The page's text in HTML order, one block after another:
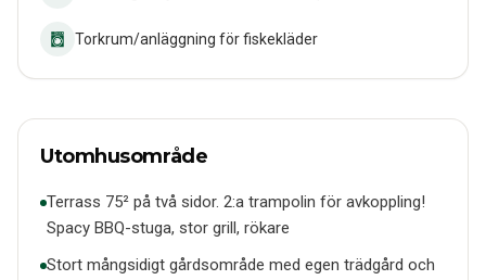
Torkrum/anläggning för fiskekläder
Utomhusområde
Terrass 75² på två sidor. 2:a trampolin för avkoppling!
Spacy BBQ-stuga, stor grill, rökare
Stort mångsidigt gårdsområde med egen trädgård och